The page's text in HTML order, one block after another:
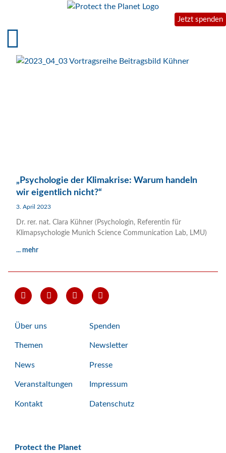
Jetzt spenden
„Psychologie der Klimakrise: Warum handeln
wir eigentlich nicht?“
3. April 2023
Dr. rer. nat. Clara Kühner (Psychologin, Referentin für
Klimapsychologie Munich Science Communication Lab, LMU)
... mehr
Über uns
Themen
News
Veranstaltungen
Kontakt
Spenden
Newsletter
Presse
Impressum
Datenschutz
Protect the Planet